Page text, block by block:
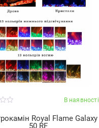
В наявності
Royal Flame Galaxy
50 RF